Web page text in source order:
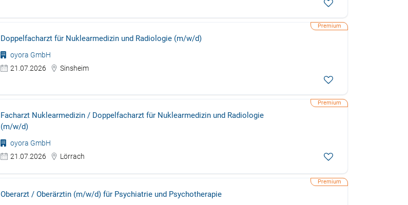
Doppelfacharzt für Nuklearmedizin und Radiologie (m/w/d)
oyora GmbH
21.07.2026
Sinsheim
Facharzt Nuklearmedizin / Doppelfacharzt für Nuklearmedizin und Radiologie
(m/w/d)
oyora GmbH
21.07.2026
Lörrach
Oberarzt / Oberärztin (m/w/d) für Psychiatrie und Psychotherapie